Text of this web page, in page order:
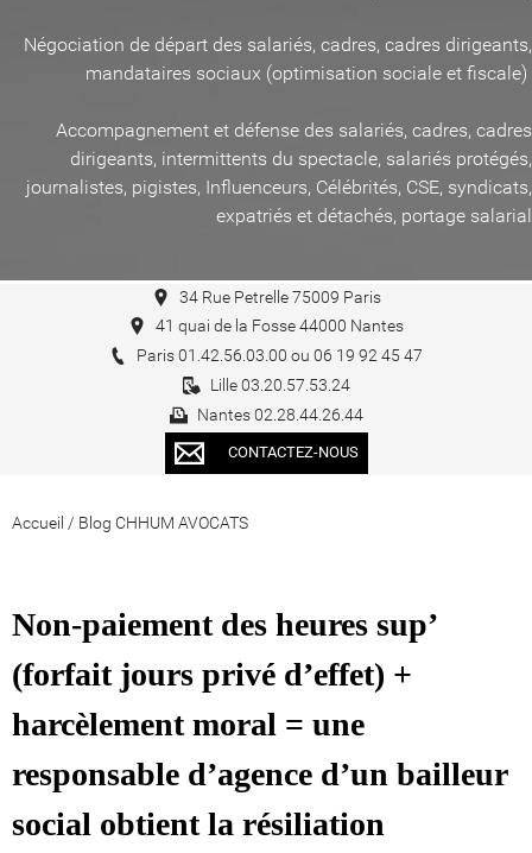
Négociation de départ des salariés, cadres, cadres dirigeants,
mandataires sociaux (optimisation sociale et fiscale)
Accompagnement et défense des salariés, cadres, cadres
dirigeants, intermittents du spectacle, salariés protégés,
journalistes, pigistes, Influenceurs, Célébrités, CSE, syndicats,
expatriés et détachés, portage salarial
34 Rue Petrelle 75009 Paris
41 quai de la Fosse 44000 Nantes
Paris 01.42.56.03.00 ou 06 19 92 45 47
Lille 03.20.57.53.24
Nantes 02.28.44.26.44
CONTACTEZ-NOUS
Accueil / Blog CHHUM AVOCATS
Non-paiement des heures sup’
(forfait jours privé d’effet) +
harcèlement moral = une
responsable d’agence d’un bailleur
social obtient la résiliation